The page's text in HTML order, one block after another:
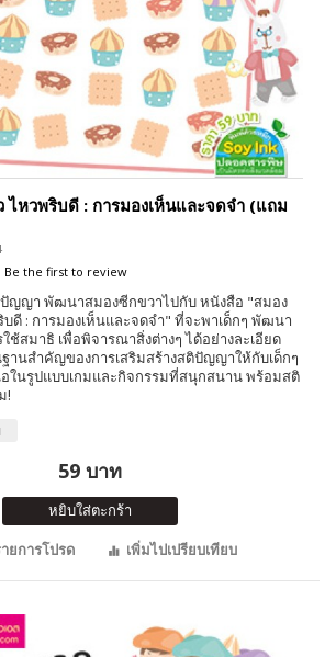
ไหวพริบดี : การมองเห็นและจดจำ (แถม
Be the first to review
ปัญญา พัฒนาสมองซีกขวาไปกับ หนังสือ "สมอง
ดี : การมองเห็นและจดจำ" ที่จะพาเด็กๆ พัฒนา
ช้สมาธิ เพื่อพิจารณาสิ่งต่างๆ ได้อย่างละเอียด
านสำคัญของการเสริมสร้างสติปัญญาให้กับเด็กๆ
อในรูปแบบเกมและกิจกรรมที่สนุกสนาน พร้อมสติ
!
59 บาท
หยิบใส่ตะกร้า
ยการโปรด
เพิ่มไปเปรียบเทียบ